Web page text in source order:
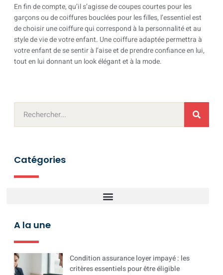
En fin de compte, qu’il s’agisse de coupes courtes pour les
garçons ou de coiffures bouclées pour les filles, l’essentiel est
de choisir une coiffure qui correspond à la personnalité et au
style de vie de votre enfant. Une coiffure adaptée permettra à
votre enfant de se sentir à l’aise et de prendre confiance en lui,
tout en lui donnant un look élégant et à la mode.
Catégories
A la une
Condition assurance loyer impayé : les
critères essentiels pour être éligible